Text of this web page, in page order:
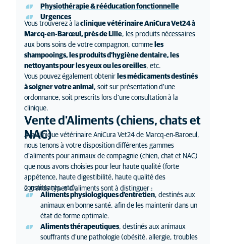
Physiothérapie & rééducation fonctionnelle
Urgences
Vous trouverez à la clinique vétérinaire AniCura Vet24 à
Marcq-en-Barœul, près de Lille, les produits nécessaires
aux bons soins de votre compagnon, comme les
shampooings, les produits d'hygiène dentaire, les
nettoyants pour les yeux ou les oreilles, etc.
Vous pouvez également obtenir les médicaments destinés
à soigner votre animal , soit sur présentation d'une
ordonnance, soit prescrits lors d'une consultation à la
clinique.
Vente d'Aliments (chiens, chats et
NAC)
À la clinique vétérinaire AniCura Vet24 de Marcq-en-Baroeul,
nous tenons à votre disposition différentes gammes
d'aliments pour animaux de compagnie (chien, chat et NAC)
que nous avons choisies pour leur haute qualité (forte
appétence, haute digestibilité, haute qualité des
constituants, etc).
2 grands types d'aliments sont à distinguer :
Aliments physiologiques d'entretien, destinés aux
animaux en bonne santé, afin de les maintenir dans un
état de forme optimale.
Aliments thérapeutiques, destinés aux animaux
souffrants d'une pathologie (obésité, allergie, troubles